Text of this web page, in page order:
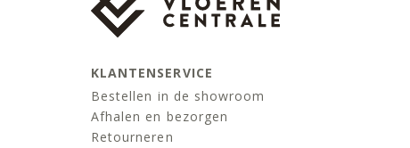
KLANTENSERVICE
Bestellen in de showroom
Afhalen en bezorgen
Retourneren